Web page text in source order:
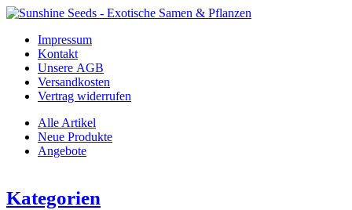
Impressum
Kontakt
Unsere AGB
Versandkosten
Vertrag widerrufen
Alle Artikel
Neue Produkte
Angebote
Kategorien